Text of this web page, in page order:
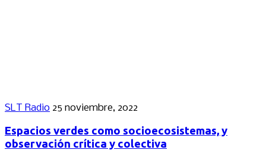
SLT Radio 25 noviembre, 2022
Espacios verdes como socioecosistemas, y
observación crítica y colectiva